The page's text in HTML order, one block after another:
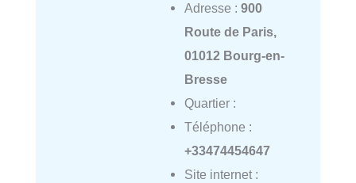
Adresse : 900
Route de Paris,
01012 Bourg-en-
Bresse
Quartier :
Téléphone :
+33474454647
Site internet :